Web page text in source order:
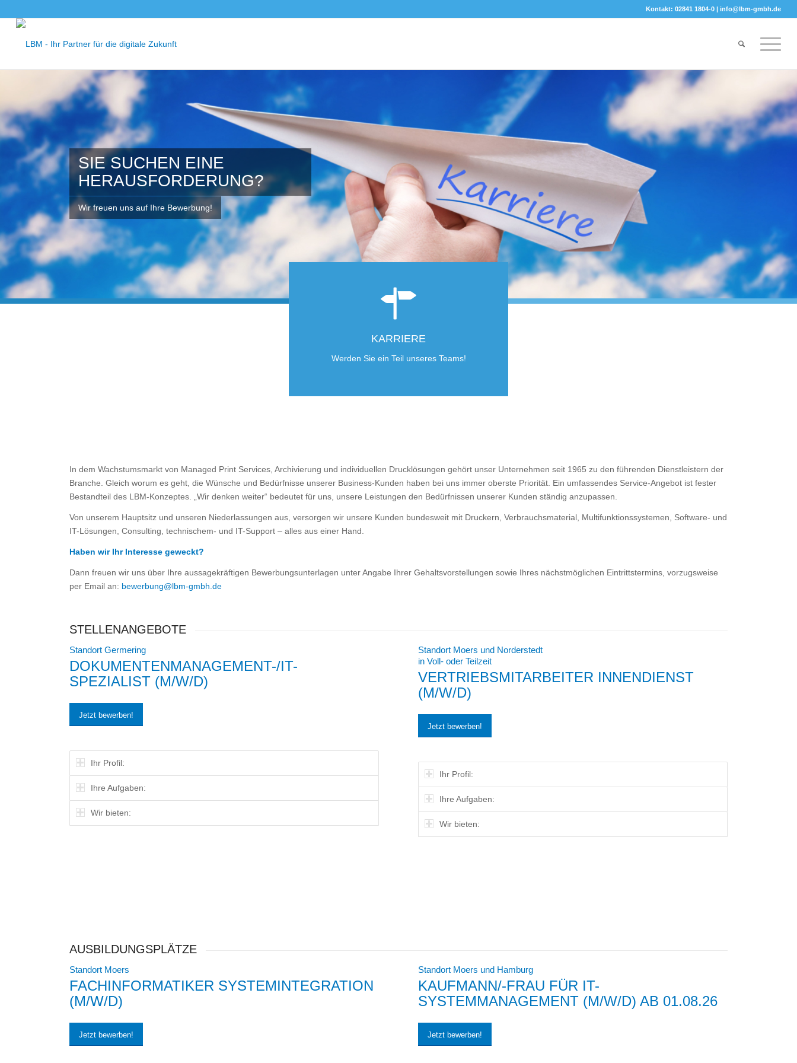
Kontakt: 02841 1804-0 |info@lbm-gmbh.de
SIE SUCHEN EINE
HERAUSFORDERUNG?
Wir freuen uns auf Ihre Bewerbung!
KARRIERE
Werden Sie ein Teil unseres Teams!
In dem Wachstumsmarkt von Managed Print Services, Archivierung und individuellen Drucklösungen gehört unser Unternehmen seit 1965 zu den führenden Dienstleistern der
Branche. Gleich worum es geht, die Wünsche und Bedürfnisse unserer Business-Kunden haben bei uns immer oberste Priorität. Ein umfassendes Service-Angebot ist fester
Bestandteil des LBM-Konzeptes. „Wir denken weiter“ bedeutet für uns, unsere Leistungen den Bedürfnissen unserer Kunden ständig anzupassen.
Von unserem Hauptsitz und unseren Niederlassungen aus, versorgen wir unsere Kunden bundesweit mit Druckern, Verbrauchsmaterial, Multifunktionssystemen, Software- und
IT-Lösungen, Consulting, technischem- und IT-Support – alles aus einer Hand.
Haben wir Ihr Interesse geweckt?
Dann freuen wir uns über Ihre aussagekräftigen Bewerbungsunterlagen unter Angabe Ihrer Gehaltsvorstellungen sowie Ihres nächstmöglichen Eintrittstermins, vorzugsweise
per Email an: bewerbung@lbm-gmbh.de
STELLENANGEBOTE
Standort Germering
DOKUMENTENMANAGEMENT-/IT-
SPEZIALIST (M/W/D)
Jetzt bewerben!
Ihr Profil:
Ihre Aufgaben:
Wir bieten:
Standort Moers und Norderstedt
in Voll- oder Teilzeit
VERTRIEBSMITARBEITER INNENDIENST
(M/W/D)
Jetzt bewerben!
Ihr Profil:
Ihre Aufgaben:
Wir bieten:
AUSBILDUNGSPLÄTZE
Standort Moers
FACHINFORMATIKER SYSTEMINTEGRATION
(M/W/D)
Jetzt bewerben!
Standort Moers und Hamburg
KAUFMANN/-FRAU FÜR IT-
SYSTEMMANAGEMENT (M/W/D) AB 01.08.26
Jetzt bewerben!